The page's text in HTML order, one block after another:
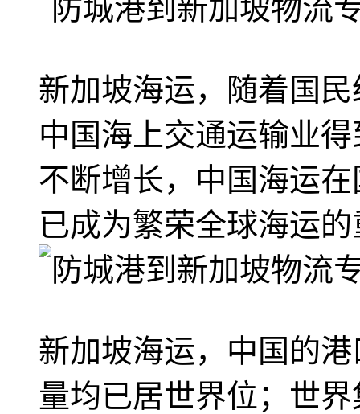
新加坡海运，随着国
中国海上交通运输业
不断增长，中国海运
已成为繁荣全球海运
新加坡海运，中国的
量均已居世界位；世